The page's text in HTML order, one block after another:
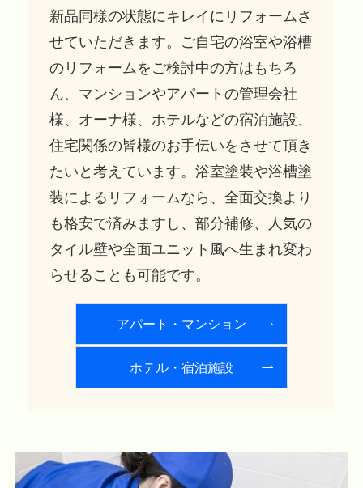
新品同様の状態にキレイにリフォームさ
せていただきます。ご自宅の浴室や浴槽
のリフォームをご検討中の方はもちろ
ん、マンションやアパートの管理会社
様、オーナ様、ホテルなどの宿泊施設、
住宅関係の皆様のお手伝いをさせて頂き
たいと考えています。浴室塗装や浴槽塗
装によるリフォームなら、全面交換より
も格安で済みますし、部分補修、人気の
タイル壁や全面ユニット風へ生まれ変わ
らせることも可能です。
アパート・マンション
ホテル・宿泊施設